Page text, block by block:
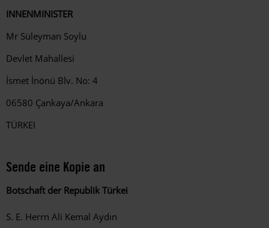
INNENMINISTER
Mr Süleyman Soylu
Devlet Mahallesi
İsmet İnönü Blv. No: 4
06580 Çankaya/Ankara
TÜRKEI
Sende eine Kopie an
Botschaft der Republik Türkei
S. E. Herrn Ali Kemal Aydın